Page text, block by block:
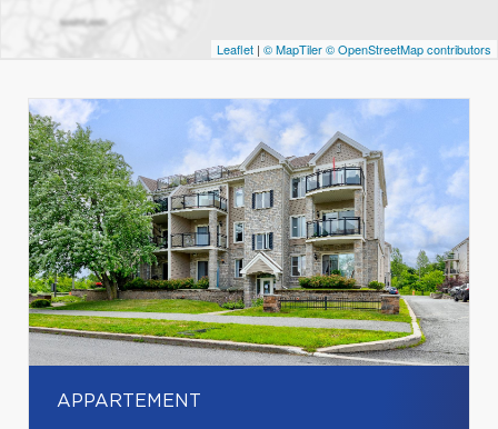
Leaflet | © MapTiler© OpenStreetMap contributors
APPARTEMENT